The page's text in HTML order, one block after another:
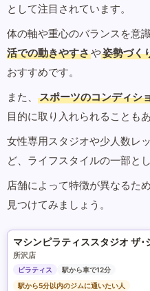
として注目されています。
体の軸や重心のバランスを意
活での動きやすさや姿勢づく
おすすめです。
また、
スポーツのコンディシ
目的に取り入れられることもあ
女性専用スタジオや少人数レ
ど、ライフスタイルの一部と
店舗によって特徴が異なるた
見つけてみましょう。
所沢店
ピラティス
駅から車で12分
駅から5分以内のジムに通いたい人